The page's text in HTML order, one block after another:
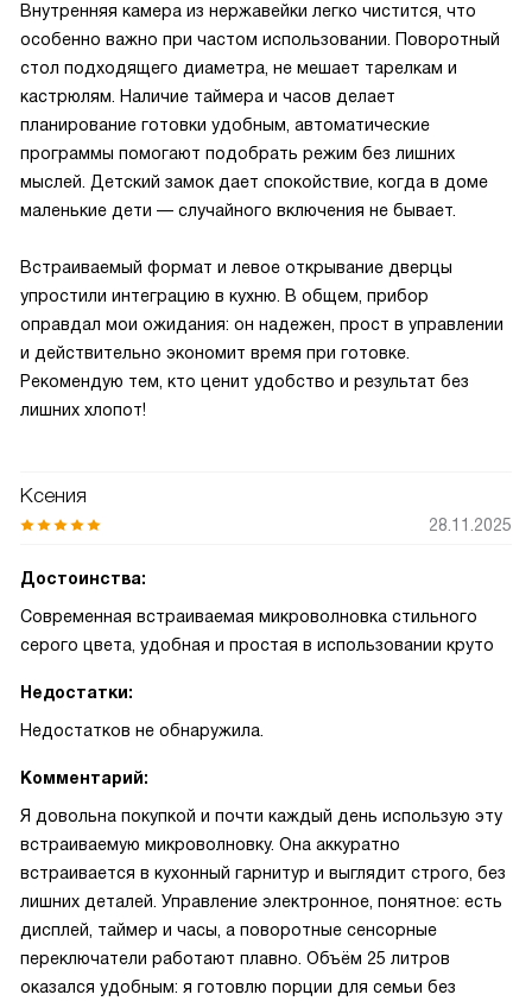
Внутренняя камера из нержавейки легко чистится, что
особенно важно при частом использовании. Поворотный
стол подходящего диаметра, не мешает тарелкам и
кастрюлям. Наличие таймера и часов делает
планирование готовки удобным, автоматические
программы помогают подобрать режим без лишних
мыслей. Детский замок дает спокойствие, когда в доме
маленькие дети — случайного включения не бывает.
Встраиваемый формат и левое открывание дверцы
упростили интеграцию в кухню. В общем, прибор
оправдал мои ожидания: он надежен, прост в управлении
и действительно экономит время при готовке.
Рекомендую тем, кто ценит удобство и результат без
лишних хлопот!
Ксения
28.11.2025
Достоинства:
Современная встраиваемая микроволновка стильного
серого цвета, удобная и простая в использовании круто
Недостатки:
Недостатков не обнаружила.
Комментарий:
Я довольна покупкой и почти каждый день использую эту
встраиваемую микроволновку. Она аккуратно
встраивается в кухонный гарнитур и выглядит строго, без
лишних деталей. Управление электронное, понятное: есть
дисплей, таймер и часы, а поворотные сенсорные
переключатели работают плавно. Объём 25 литров
оказался удобным: я готовлю порции для семьи без